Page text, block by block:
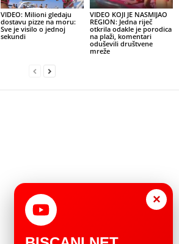
VIDEO: Milioni gledaju
dostavu pizze na moru:
Sve je visilo o jednoj
sekundi
VIDEO KOJI JE NASMIJAO
REGION: Jedna riječ
otkrila odakle je porodica
na plaži, komentari
oduševili društvene
mreže
×